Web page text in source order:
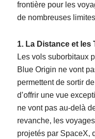
frontière pour les
de nombreuses
1. La Distance et les
Les vols suborbitaux
Blue Origin ne vont
permettent de sortir
d’offrir une vue
ne vont pas au-delà
revanche, les
projetés par SpaceX,